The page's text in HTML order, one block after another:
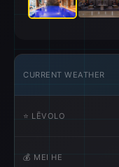
CURRENT WEATHER
⭐ LĒVOLO
💰 MEI HE